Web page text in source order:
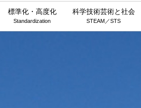
標準化・高度化
Standardization
科学技術芸術と社会
STEAM／STS